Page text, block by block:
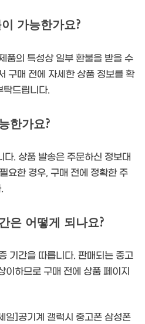
가능한가요?
품의 특성상 일부 환불을 받을 수
구매 전에 자세한 상품 정보를 확
탁드립니다.
한가요?
. 상품 발송은 주문하신 정보대
요한 경우, 구매 전에 정확한 주
은 어떻게 되나요?
기간을 따릅니다. 판매되는 중고
이하므로 구매 전에 상품 페이지
일]공기계 갤럭시 중고폰 삼성폰